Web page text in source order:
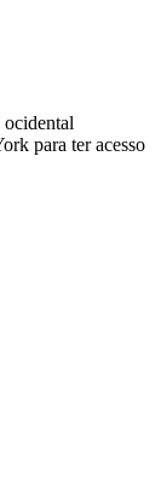
para ter acesso